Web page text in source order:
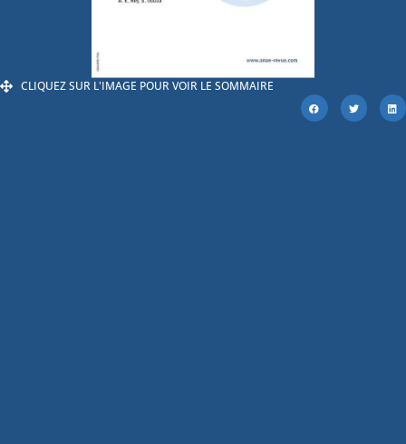
CLIQUEZ SUR L'IMAGE POUR VOIR LE SOMMAIRE